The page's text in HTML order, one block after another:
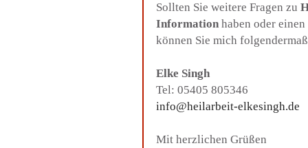
Sollten Sie weitere Fragen zu
Information haben oder
können Sie mich
Elke Singh
Tel: 05405 805346
info@heilarbeit-elkesingh.de
Mit herzlichen Grüßen